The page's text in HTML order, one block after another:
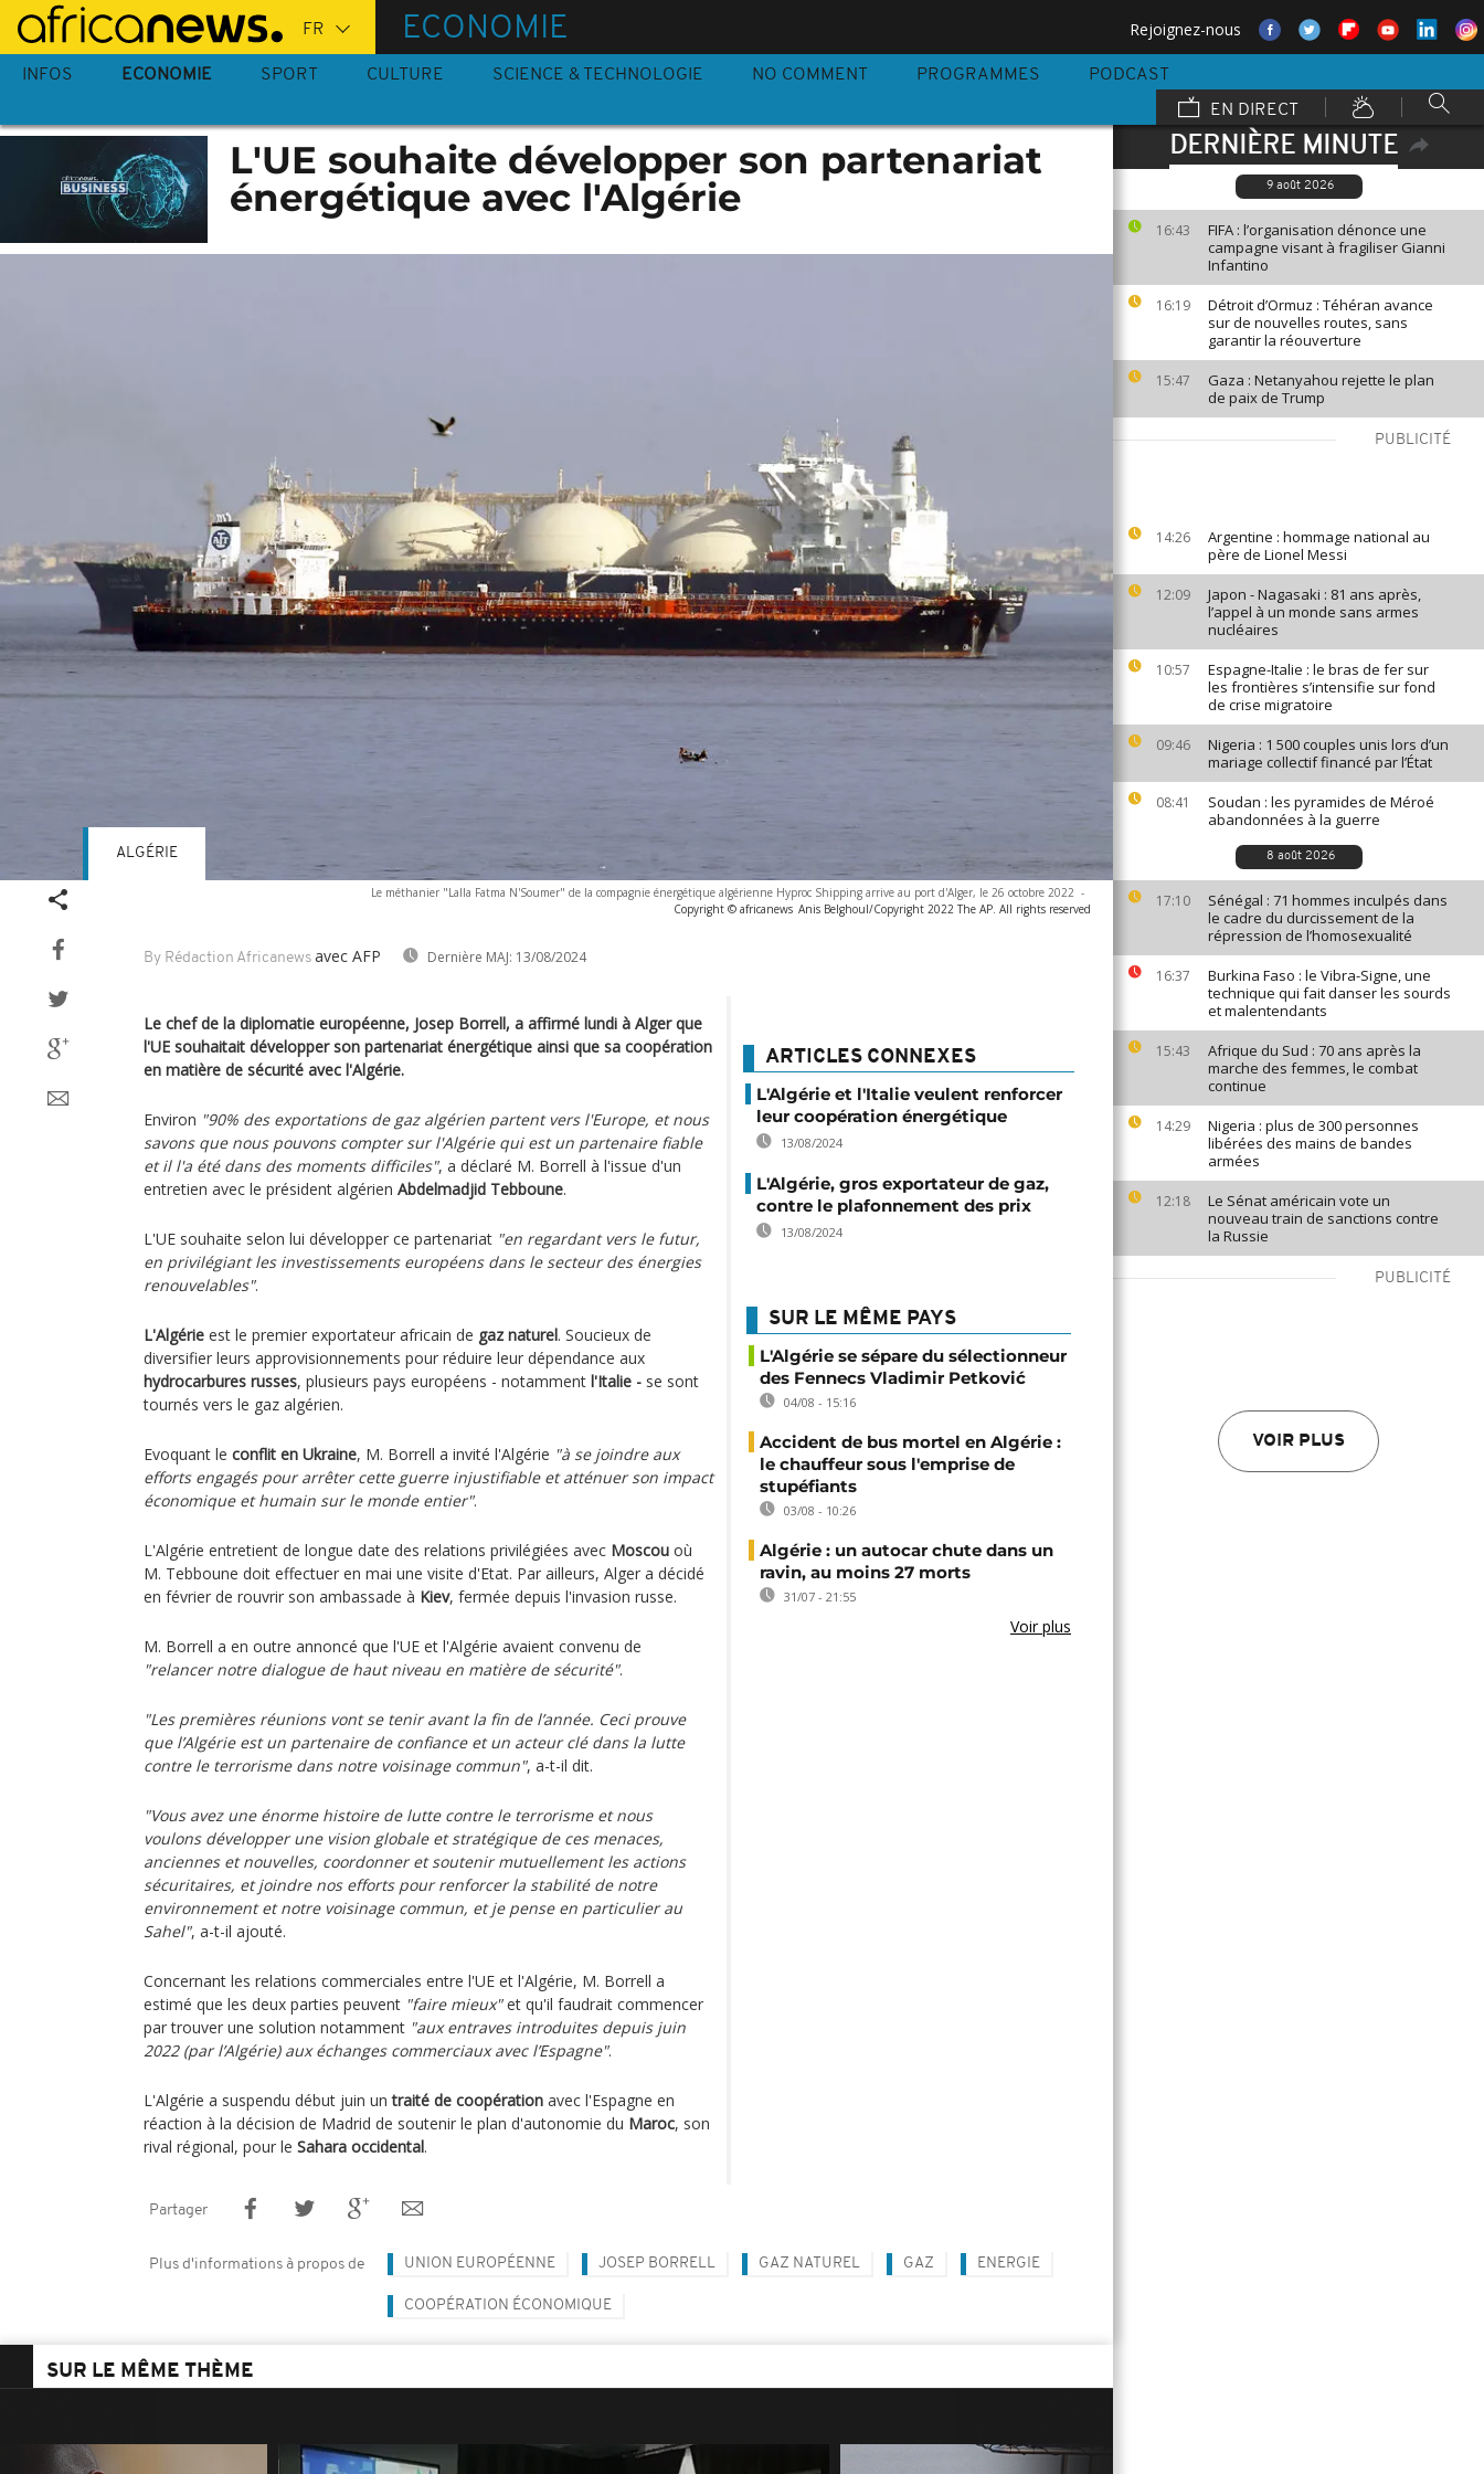
Passer
au
contenu
ECONOMIE Rejoignez-nous
INFOS ECONOMIE SPORT CULTURE SCIENCE & TECHNOLOGIE NO COMMENT PROGRAMMES
PODCAST
EN DIRECT
DERNIÈRE MINUTE
9 août 2026
16:43
FIFA : l’organisation dénonce une
campagne visant à fragiliser Gianni
Infantino
16:19
Détroit d’Ormuz : Téhéran avance
sur de nouvelles routes, sans
garantir la réouverture
15:47
Gaza : Netanyahou rejette le plan
de paix de Trump
PUBLICITÉ
14:26
Argentine : hommage national au
père de Lionel Messi
12:09
Japon - Nagasaki : 81 ans après,
l’appel à un monde sans armes
nucléaires
10:57
Espagne-Italie : le bras de fer sur
les frontières s’intensifie sur fond
de crise migratoire
09:46
Nigeria : 1 500 couples unis lors d’un
mariage collectif financé par l’État
08:41
Soudan : les pyramides de Méroé
abandonnées à la guerre
8 août 2026
17:10
Sénégal : 71 hommes inculpés dans
le cadre du durcissement de la
répression de l’homosexualité
16:37
Burkina Faso : le Vibra-Signe, une
technique qui fait danser les sourds
et malentendants
15:43
Afrique du Sud : 70 ans après la
marche des femmes, le combat
continue
14:29
Nigeria : plus de 300 personnes
libérées des mains de bandes
armées
12:18
Le Sénat américain vote un
nouveau train de sanctions contre
la Russie
PUBLICITÉ
VOIR PLUS
L'UE souhaite développer son partenariat
énergétique avec l'Algérie
Le méthanier "Lalla Fatma N'Soumer" de la compagnie énergétique algérienne Hyproc Shipping arrive au port d'Alger, le 26 octobre 2022 -
Copyright © africanews Anis Belghoul/Copyright 2022 The AP. All rights reserved
By Rédaction Africanews avec AFP Dernière MAJ: 13/08/2024
ALGÉRIE
Le chef de la diplomatie européenne, Josep Borrell, a affirmé lundi à Alger que
l'UE souhaitait développer son partenariat énergétique ainsi que sa coopération
en matière de sécurité avec l'Algérie.
Environ "90% des exportations de gaz algérien partent vers l'Europe, et nous
savons que nous pouvons compter sur l'Algérie qui est un partenaire fiable
et il l'a été dans des moments difficiles", a déclaré M. Borrell à l'issue d'un
entretien avec le président algérien Abdelmadjid Tebboune.
L'UE souhaite selon lui développer ce partenariat "en regardant vers le futur,
en privilégiant les investissements européens dans le secteur des énergies
renouvelables".
L'Algérie est le premier exportateur africain de gaz naturel. Soucieux de
diversifier leurs approvisionnements pour réduire leur dépendance aux
hydrocarbures russes, plusieurs pays européens - notamment l'Italie - se sont
tournés vers le gaz algérien.
Evoquant le conflit en Ukraine, M. Borrell a invité l'Algérie "à se joindre aux
efforts engagés pour arrêter cette guerre injustifiable et atténuer son impact
économique et humain sur le monde entier".
L'Algérie entretient de longue date des relations privilégiées avec Moscou où
M. Tebboune doit effectuer en mai une visite d'Etat. Par ailleurs, Alger a décidé
en février de rouvrir son ambassade à Kiev, fermée depuis l'invasion russe.
M. Borrell a en outre annoncé que l'UE et l'Algérie avaient convenu de
"relancer notre dialogue de haut niveau en matière de sécurité".
"Les premières réunions vont se tenir avant la fin de l’année. Ceci prouve
que l’Algérie est un partenaire de confiance et un acteur clé dans la lutte
contre le terrorisme dans notre voisinage commun", a-t-il dit.
"Vous avez une énorme histoire de lutte contre le terrorisme et nous
voulons développer une vision globale et stratégique de ces menaces,
anciennes et nouvelles, coordonner et soutenir mutuellement les actions
sécuritaires, et joindre nos efforts pour renforcer la stabilité de notre
environnement et notre voisinage commun, et je pense en particulier au
Sahel", a-t-il ajouté.
Concernant les relations commerciales entre l'UE et l'Algérie, M. Borrell a
estimé que les deux parties peuvent "faire mieux"et qu'il faudrait commencer
par trouver une solution notamment "aux entraves introduites depuis juin
2022 (par l’Algérie) aux échanges commerciaux avec l’Espagne".
L'Algérie a suspendu début juin untraité de coopération avec l'Espagne en
réaction à la décision de Madrid de soutenir le plan d'autonomie du Maroc, son
rival régional, pour le Sahara occidental.
ARTICLES CONNEXES
L'Algérie et l'Italie veulent renforcer
leur coopération énergétique
13/08/2024
L'Algérie, gros exportateur de gaz,
contre le plafonnement des prix
13/08/2024
SUR LE MÊME PAYS
L'Algérie se sépare du sélectionneur
des Fennecs Vladimir Petković
04/08 - 15:16
Accident de bus mortel en Algérie :
le chauffeur sous l'emprise de
stupéfiants
03/08 - 10:26
Algérie : un autocar chute dans un
ravin, au moins 27 morts
31/07 - 21:55
Voir plus
Partager
Plus d'informations à propos de UNION EUROPÉENNE JOSEP BORRELL GAZ NATUREL GAZ ENERGIE
COOPÉRATION ÉCONOMIQUE
SUR LE MÊME THÈME